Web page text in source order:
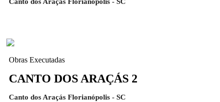
Obras Executadas
CANTO DOS ARAÇÁS 2
Canto dos Araçás Florianópolis - SC